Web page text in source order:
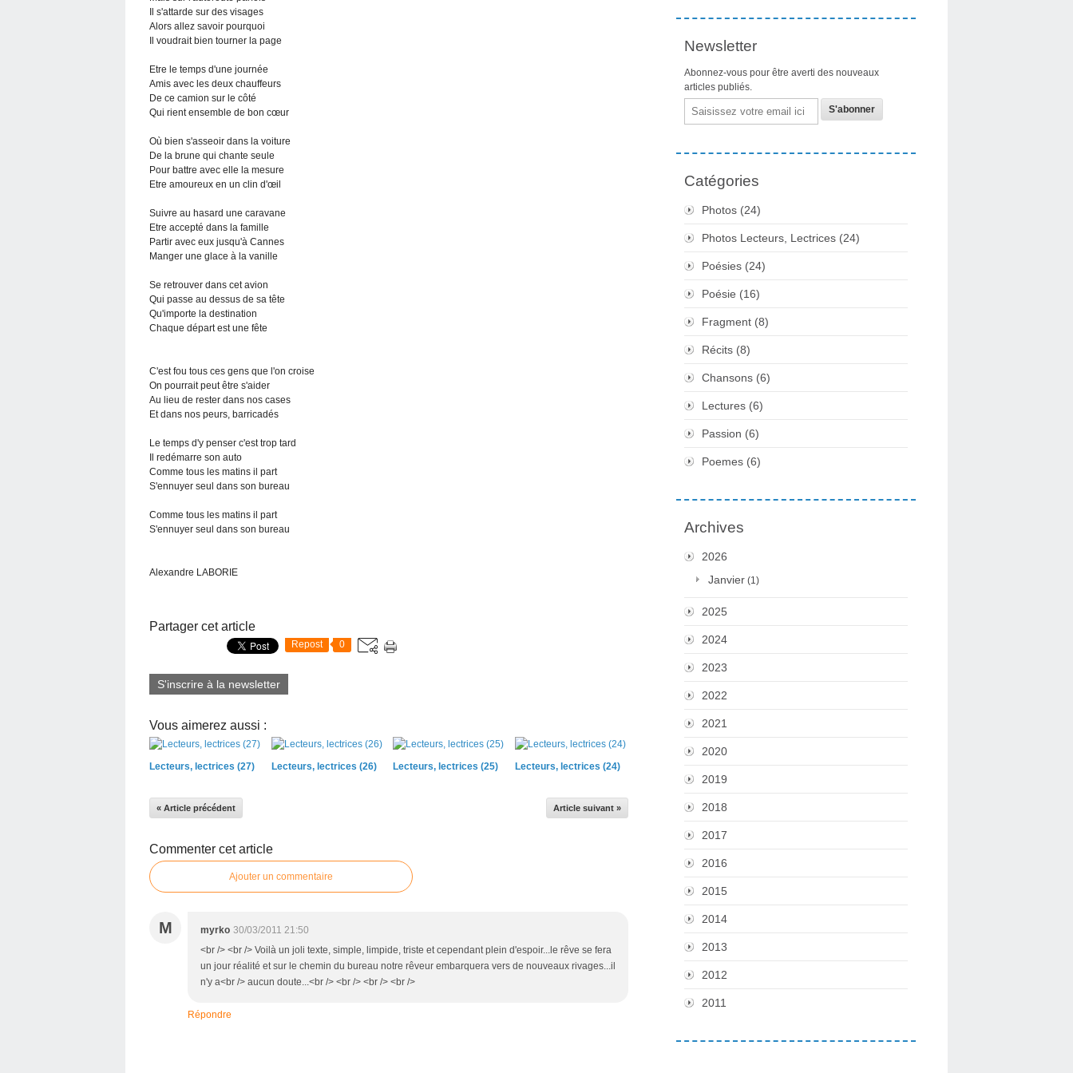
Il s'attarde sur des visages
Alors allez savoir pourquoi
Il voudrait bien tourner la page
Etre le temps d'une journée
Amis avec les deux chauffeurs
De ce camion sur le côté
Qui rient ensemble de bon cœur
Où bien s'asseoir dans la voiture
De la brune qui chante seule
Pour battre avec elle la mesure
Etre amoureux en un clin d'œil
Suivre au hasard une caravane
Etre accepté dans la famille
Partir avec eux jusqu'à Cannes
Manger une glace à la vanille
Se retrouver dans cet avion
Qui passe au dessus de sa tête
Qu'importe la destination
Chaque départ est une fête
C'est fou tous ces gens que l'on croise
On pourrait peut être s'aider
Au lieu de rester dans nos cases
Et dans nos peurs, barricadés
Le temps d'y penser c'est trop tard
Il redémarre son auto
Comme tous les matins il part
S'ennuyer seul dans son bureau
Comme tous les matins il part
S'ennuyer seul dans son bureau
Alexandre LABORIE
Partager cet article
Repost 0
S'inscrire à la newsletter
Vous aimerez aussi :
Lecteurs, lectrices (27) Lecteurs, lectrices (26) Lecteurs, lectrices (25) Lecteurs, lectrices (24)
« Article précédent Article suivant »
Commenter cet article
Ajouter un commentaire
M myrko 30/03/2011 21:50
<br /> <br /> Voilà un joli texte, simple, limpide, triste et cependant plein d'espoir...le rêve se fera
un jour réalité et sur le chemin du bureau notre rêveur embarquera vers de nouveaux rivages...il
n'y a<br /> aucun doute...<br /> <br /> <br /> <br />
Répondre
Newsletter
Abonnez-vous pour être averti des nouveaux
articles publiés.
Email
Catégories
Photos (24)
Photos Lecteurs, Lectrices (24)
Poésies (24)
Poésie (16)
Fragment (8)
Récits (8)
Chansons (6)
Lectures (6)
Passion (6)
Poemes (6)
Archives
2026
Janvier (1)
2025
2024
2023
2022
2021
2020
2019
2018
2017
2016
2015
2014
2013
2012
2011